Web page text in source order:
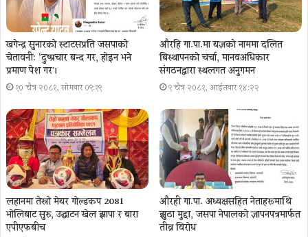
खगेन्द्र सुनारको स्टाटसप्रति जसपाको
चेतावनी: ‘दुष्प्रचार बन्द गर, होइन भने
प्रमाण पेश गर´।
१० चैत्र २०८१, सोमबार ०९:१९
औरहि गा.पा.मा यज्ञकाे नाममा दलित
बिस्थापनकाे चर्चा, मानवअधिकार
संगठनद्वारा स्थलगत अनुगमन
९ चैत्र २०८१, आईतवार १४:२२
लहानमा तेस्रो मेयर गोल्डकप 2081
भोलिबाट सुरु, उद्घाटन खेल झापा र बारा
एपीएफबीच
औरही गा.पा. अध्यक्षसहित नेताहरूमाथि
झुठा मुद्दा, जसपा नेपालको ज्ञापनपत्रमार्फत
तीव्र विरोध